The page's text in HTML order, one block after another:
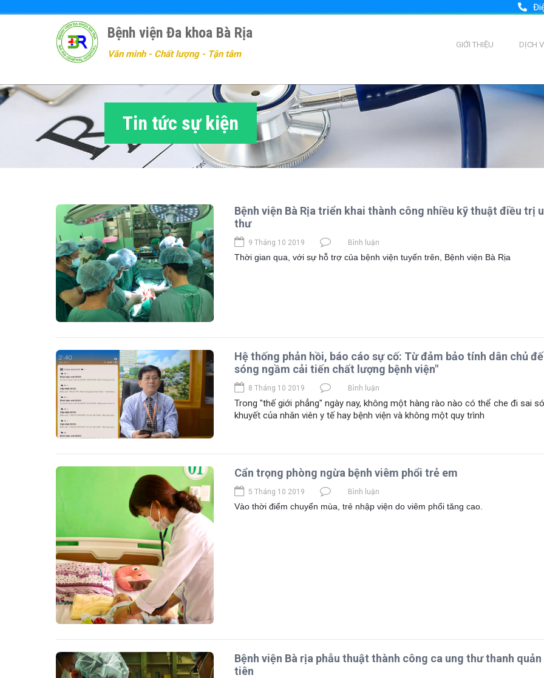
đến
Bệnh viện Đa khoa Bà Rịa
Văn minh - Chất lượng - Tận tâm
GIỚI THIỆU DỊCH
Tin tức sự kiện
Bệnh viện Bà Rịa triển khai thành công nhiều kỹ thuật điều trị
thư
9 Tháng 10 2019 Bình luận
Thời gian qua, với sự hỗ trợ của bệnh viện tuyến trên, Bệnh viện Bà Rịa
Hệ thống phản hồi, báo cáo sự cố: Từ đảm bảo tính dân chủ
sóng ngầm cải tiến chất lượng bệnh viện"
8 Tháng 10 2019 Bình luận
Trong "thế giới phẳng" ngày nay, không một hàng rào nào có thể che đi sai
khuyết của nhân viên y tế hay bệnh viện và không một quy trình
Cẩn trọng phòng ngừa bệnh viêm phổi trẻ em
5 Tháng 10 2019 Bình luận
Vào thời điểm chuyển mùa, trẻ nhập viện do viêm phổi tăng cao.
Bệnh viện Bà rịa phẫu thuật thành công ca ung thư thanh quản
tiên